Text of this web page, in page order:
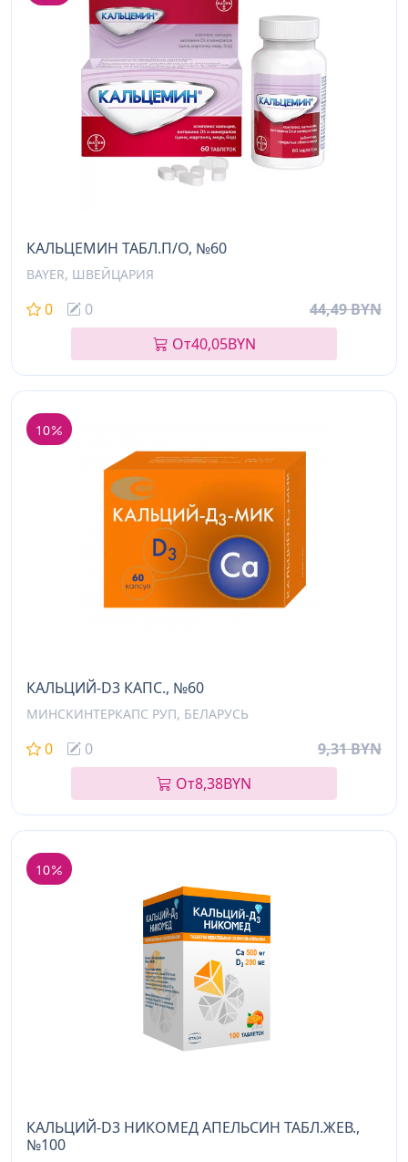
КАЛЬЦЕМИН ТАБЛ.П/О, №60
BAYER, ШВЕЙЦАРИЯ
0 0
44,49 BYN
От40,05BYN
10
КАЛЬЦИЙ-D3 КАПС., №60
МИНСКИНТЕРКАПС РУП, БЕЛАРУСЬ
0 0
9,31 BYN
От8,38BYN
10
КАЛЬЦИЙ-D3 НИКОМЕД АПЕЛЬСИН ТАБЛ.ЖЕВ.,
№100